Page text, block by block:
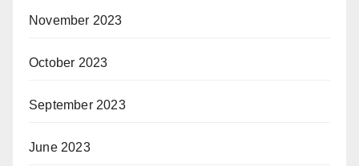
November 2023
October 2023
September 2023
June 2023